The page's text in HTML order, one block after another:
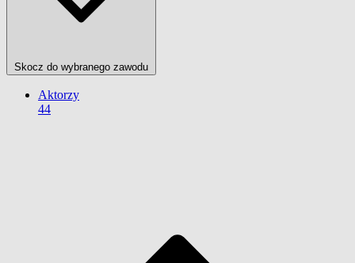
Skocz do wybranego zawodu
Aktorzy
44